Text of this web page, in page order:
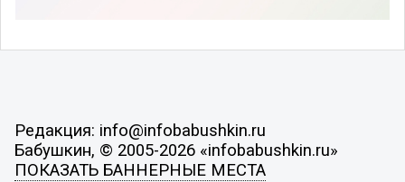
Редакция: info@infobabushkin.ru
Бабушкин, © 2005-2026 «infobabushkin.ru»
ПОКАЗАТЬ БАННЕРНЫЕ МЕСТА